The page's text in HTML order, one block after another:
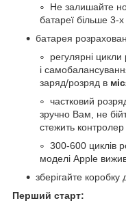
Не залишайте
батареї більше 3-х
батарея
регулярні
і
заряд/розряд в
частковий
зручно Вам, не
стежить контролер
300-600 циклів
моделі Apple
зберігайте коробку
Перший старт: